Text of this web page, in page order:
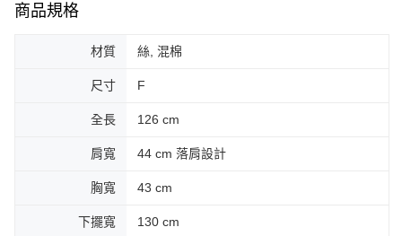
商品規格
材質 絲, 混棉
尺寸 F
全長 126 cm
肩寬 44 cm 落肩設計
胸寬 43 cm
下擺寬 130 cm